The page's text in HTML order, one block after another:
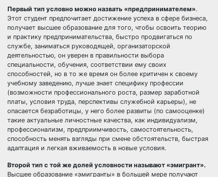
Первый тип условно можно назвать «предпринимателем».
Этот студент предпочитает достижение успеха в сфере бизнеса,
получает высшее образование для того, чтобы освоить теорию
и практику предпринимательства, быстро продвигаться по
службе, заниматься руководящей, организаторской
деятельностью, он уверен в правильности выбора
специальности, обучения, соответствии ему своих
способностей, но в то же время он более критичен к своему
учебному заведению, лучше знает специфику профессии
(возможности профессионального роста, размер заработной
платы, условия труда, перспективы служебной карьеры), не
опасается безработицы, у него более развиты (по самооценке)
такие актуальные личностные качества, как индивидуализм,
профессионализм, предприимчивость, самостоятельность,
способность менять взгляды при смене обстоятельств, быстрая
адаптация и легкая вживаемость в новые условия.
Второй тип с той же долей условности называют «эмигрант».
Высшее образование «эмигранты» в большей мере получают